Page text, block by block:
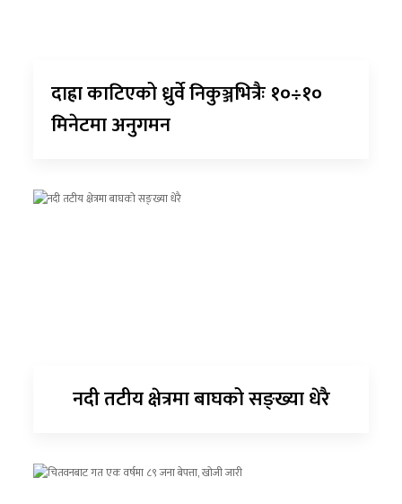
दाह्रा काटिएको ध्रुर्वे निकुञ्जभित्रैः १०÷१०
मिनेटमा अनुगमन
नदी तटीय क्षेत्रमा बाघको सङ्ख्या धेरै